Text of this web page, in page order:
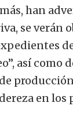
han
se verán
así como
en los